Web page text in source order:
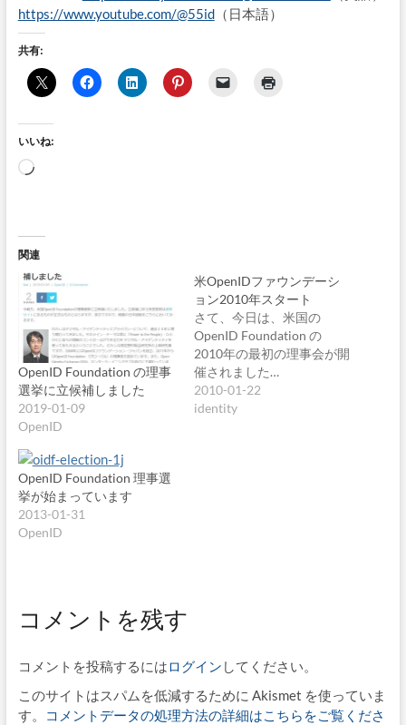
https://www.youtube.com/@55id（日本語）
共有:
いいね:
読
中…
関連
OpenID Foundation の理事
選挙に立候補しました
2019-01-09
OpenID
米OpenIDファウンデーシ
ョン2010年スタート
さて、今日は、米国の
OpenID Foundation の
2010年の最初の理事会が開
催されました…
2010-01-22
identity
OpenID Foundation 理事選
挙が始まっています
2013-01-31
OpenID
コメントを残す
コメントを投稿するにはログイン してください。
このサイトはスパムを低減するために Akismet を使っていま
す。
コメントデータの処理方法の詳細はこちらをご覧くださ